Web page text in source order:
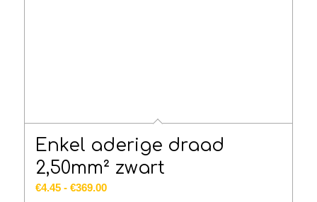
Enkel aderige draad
2,50mm² zwart
€4.45 - €369.00Prijsklasse: